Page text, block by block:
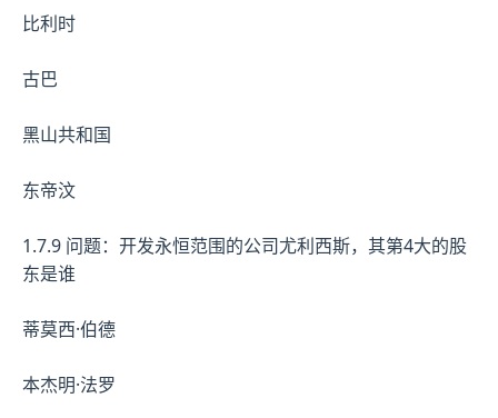
比利时
古巴
黑山共和国
东帝汶
1.7.9 问题：开发永恒范围的公司尤利西斯，其第4大的股
东是谁
蒂莫西·伯德
本杰明·法罗